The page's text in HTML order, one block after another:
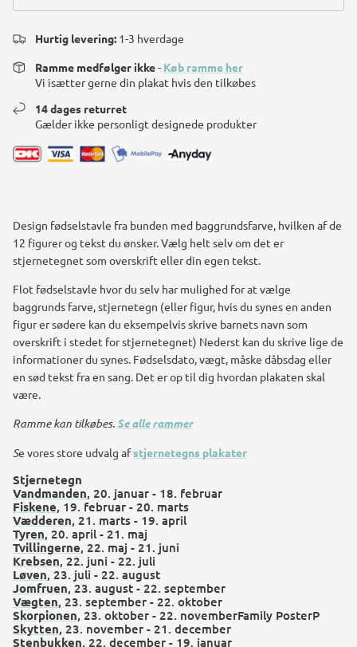
Hurtig levering: 1-3 hverdage
Ramme medfølger ikke- Køb ramme her
Vi isætter gerne din plakat hvis den tilkøbes
14 dages returret
Gælder ikke personligt designede produkter
Design fødselstavle fra bunden med baggrundsfarve, hvilken af de
12 figurer og tekst du ønsker. Vælg helt selv om det er
stjernetegnet som overskrift eller din egen tekst.
Flot fødselstavle hvor du selv har mulighed for at vælge
baggrunds farve, stjernetegn (eller figur, hvis du synes en anden
figur er sødere kan du eksempelvis skrive barnets navn som
overskrift i stedet for stjernetegnet) Nederst kan du skrive lige de
informationer du synes. Fødselsdato, vægt, måske dåbsdag eller
en sød tekst fra en sang. Det er op til dig hvordan plakaten skal
være.
Ramme kan tilkøbes. Se alle rammer
Se vores store udvalg afstjernetegns plakater
Stjernetegn
Vandmanden, 20. januar - 18. februar
Fiskene, 19. februar - 20. marts
Vædderen, 21. marts - 19. april
Tyren, 20. april - 21. maj
Tvillingerne, 22. maj - 21. juni
Krebsen, 22. juni - 22. juli
Løven, 23. juli - 22. august
Jomfruen, 23. august - 22. september
Vægten, 23. september - 22. oktober
Skorpionen, 23. oktober - 22. novemberFamily PosterP
Skytten, 23. november - 21. december
Stenbukken, 22. december - 19. januar